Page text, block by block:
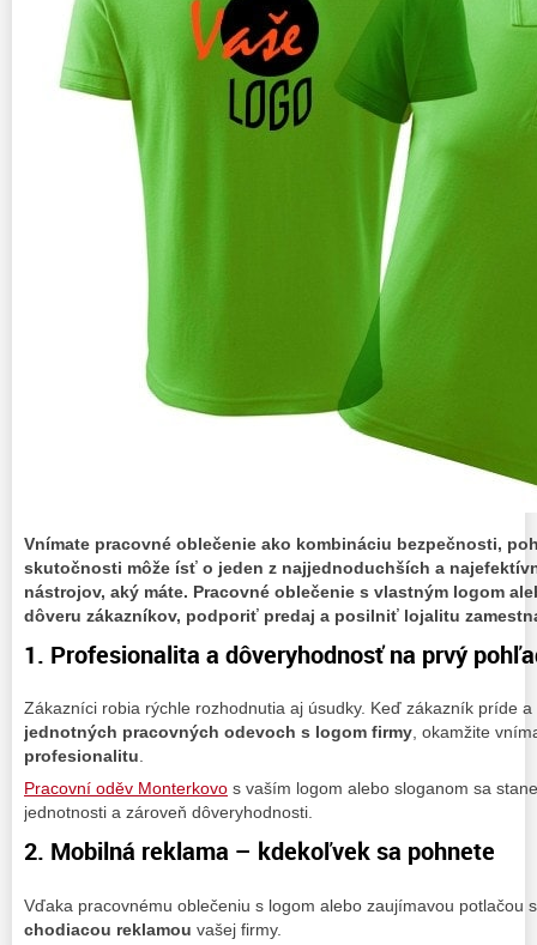
Vnímate pracovné oblečenie ako kombináciu bezpečnosti,
skutočnosti môže ísť o jeden z najjednoduchších a
nástrojov, aký máte. Pracovné oblečenie s vlastným logom
dôveru zákazníkov, podporiť predaj a posilniť lojalitu
1. Profesionalita a dôveryhodnosť na prvý
Zákazníci robia rýchle rozhodnutia aj úsudky. Keď zákazník príde
jednotných pracovných odevoch s logom firmy , okamžite
profesionalitu
Pracovní oděv Monterkovo s vaším logom alebo sloganom sa
jednotnosti a zároveň dôveryhodnosti.
2. Mobilná reklama – kdekoľvek sa pohnete
Vďaka pracovnému oblečeniu s logom alebo zaujímavou potlačou
chodiacou reklamou vašej firmy.